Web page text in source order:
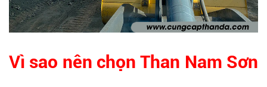
Vì sao nên chọn Than Nam Sơn